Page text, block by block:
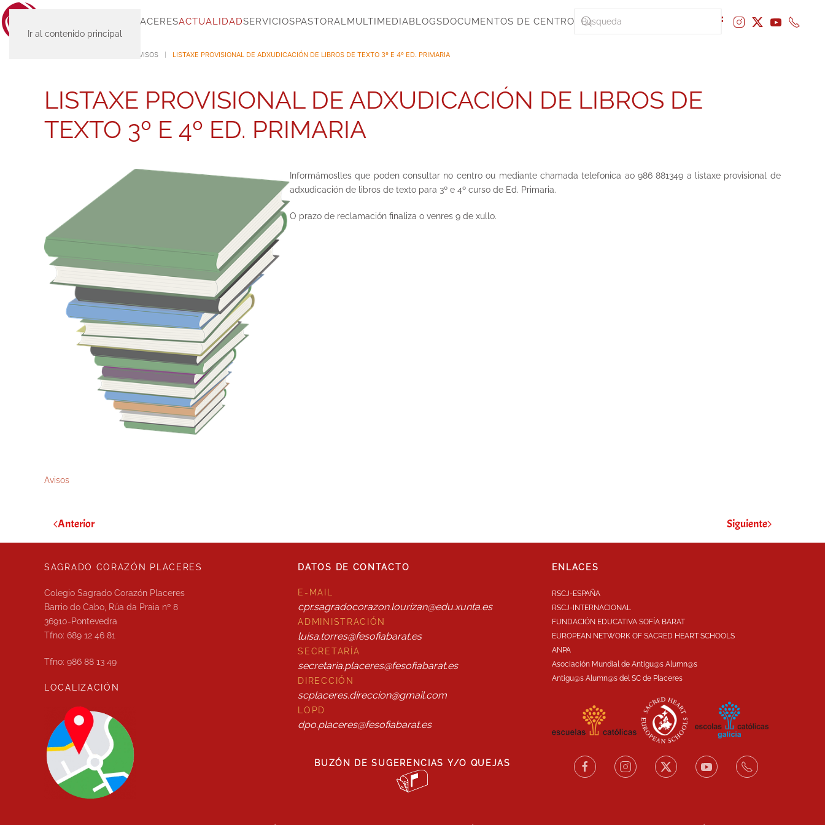
Ir al contenido principal
SC-PLACERESACTUALIDADSERVICIOSPASTORAL MULTIMEDIABLOGSDOCUMENTOS DE CENTRO
AVISOS LISTAXE PROVISIONAL DE ADXUDICACIÓN DE LIBROS DE TEXTO 3º E 4º ED. PRIMARIA
LISTAXE PROVISIONAL DE ADXUDICACIÓN DE LIBROS DE
TEXTO 3º E 4º ED. PRIMARIA
Informámoslles que poden consultar no centro ou mediante chamada telefonica ao 986 881349 a listaxe provisional de
adxudicación de libros de texto para 3º e 4º curso de Ed. Primaria.
O prazo de reclamación finaliza o venres 9 de xullo.
Avisos
Anterior Siguiente
SAGRADO CORAZÓN PLACERES
Colegio Sagrado Corazón Placeres
Barrio do Cabo, Rúa da Praia nº 8
36910-Pontevedra
Tfno: 689 12 46 81
Tfno: 986 88 13 49
LOCALIZACIÓN
DATOS DE CONTACTO
E-MAIL
cpr.sagradocorazon.lourizan@edu.xunta.es
ADMINISTRACIÓN
luisa.torres@fesofiabarat.es
SECRETARÍA
secretaria.placeres@fesofiabarat.es
DIRECCIÓN
scplaceres.direccion@gmail.com
LOPD
dpo.placeres@fesofiabarat.es
BUZÓN DE SUGERENCIAS Y/O QUEJAS
ENLACES
RSCJ-ESPAÑA
RSCJ-INTERNACIONAL
FUNDACIÓN EDUCATIVA SOFÍA BARAT
EUROPEAN NETWORK OF SACRED HEART SCHOOLS
ANPA
Asociación Mundial de Antigu@s Alumn@s
Antigu@s Alumn@s del SC de Placeres